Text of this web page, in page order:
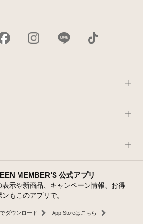
MEMBER’S 公式アプリ
表示や新商品、キャンペーン情報、お得
ンもこのアプリで。
ダウンロード App Storeはこちら